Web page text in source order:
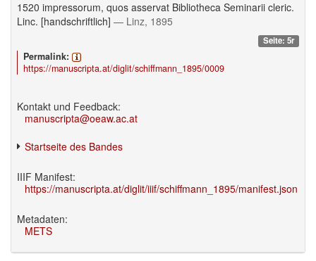
1520 impressorum, quos asservat Bibliotheca Seminarii cleric.
Linc. [handschriftlich] — Linz, 1895
Seite: 5r
Permalink:
https://manuscripta.at/diglit/schiffmann_1895/0009
Kontakt und Feedback:
manuscripta@oeaw.ac.at
Startseite des Bandes
IIIF Manifest:
https://manuscripta.at/diglit/iiif/schiffmann_1895/manifest.json
Metadaten:
METS